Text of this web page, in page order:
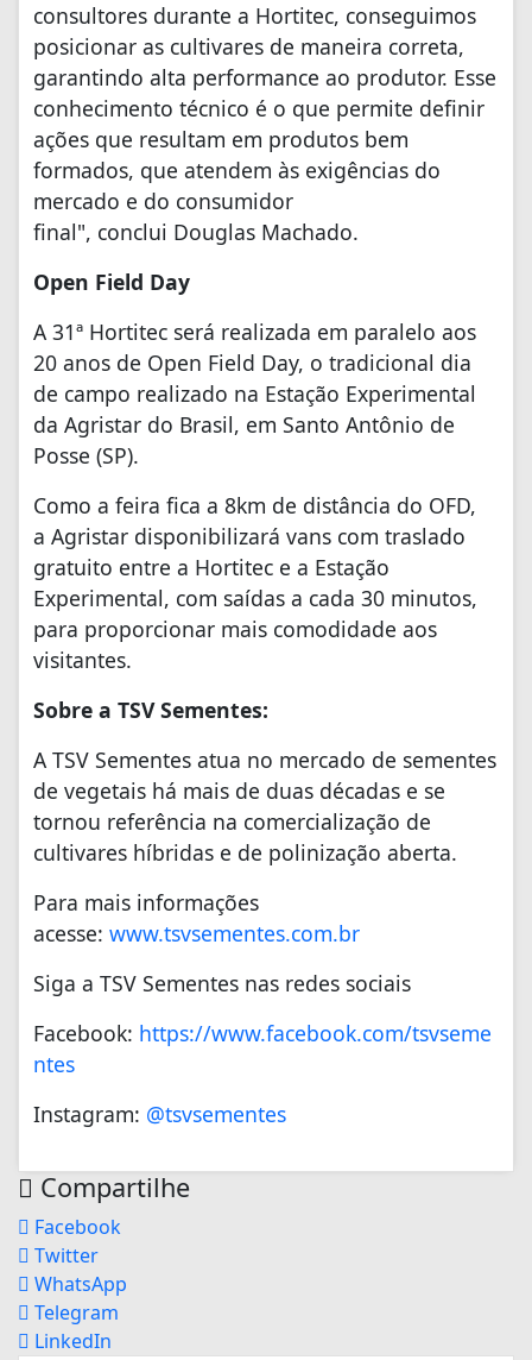
consultores durante a Hortitec, conseguimos
posicionar as cultivares de maneira correta,
garantindo alta performance ao produtor. Esse
conhecimento técnico é o que permite definir
ações que resultam em produtos bem
formados, que atendem às exigências do
mercado e do consumidor
final", conclui Douglas Machado.
Open Field Day
A 31ª Hortitec será realizada em paralelo aos
20 anos de Open Field Day, o tradicional dia
de campo realizado na Estação Experimental
da Agristar do Brasil, em Santo Antônio de
Posse (SP).
Como a feira fica a 8km de distância do OFD,
a Agristar disponibilizará vans com traslado
gratuito entre a Hortitec e a Estação
Experimental, com saídas a cada 30 minutos,
para proporcionar mais comodidade aos
visitantes.
Sobre a TSV Sementes:
A TSV Sementes atua no mercado de sementes
de vegetais há mais de duas décadas e se
tornou referência na comercialização de
cultivares híbridas e de polinização aberta.
Para mais informações
acesse: www.tsvsementes.com.br
Siga a TSV Sementes nas redes sociais
Facebook: https://www.facebook.com/tsvseme
ntes
Instagram: @tsvsementes
Compartilhe
Facebook
Twitter
WhatsApp
Telegram
LinkedIn